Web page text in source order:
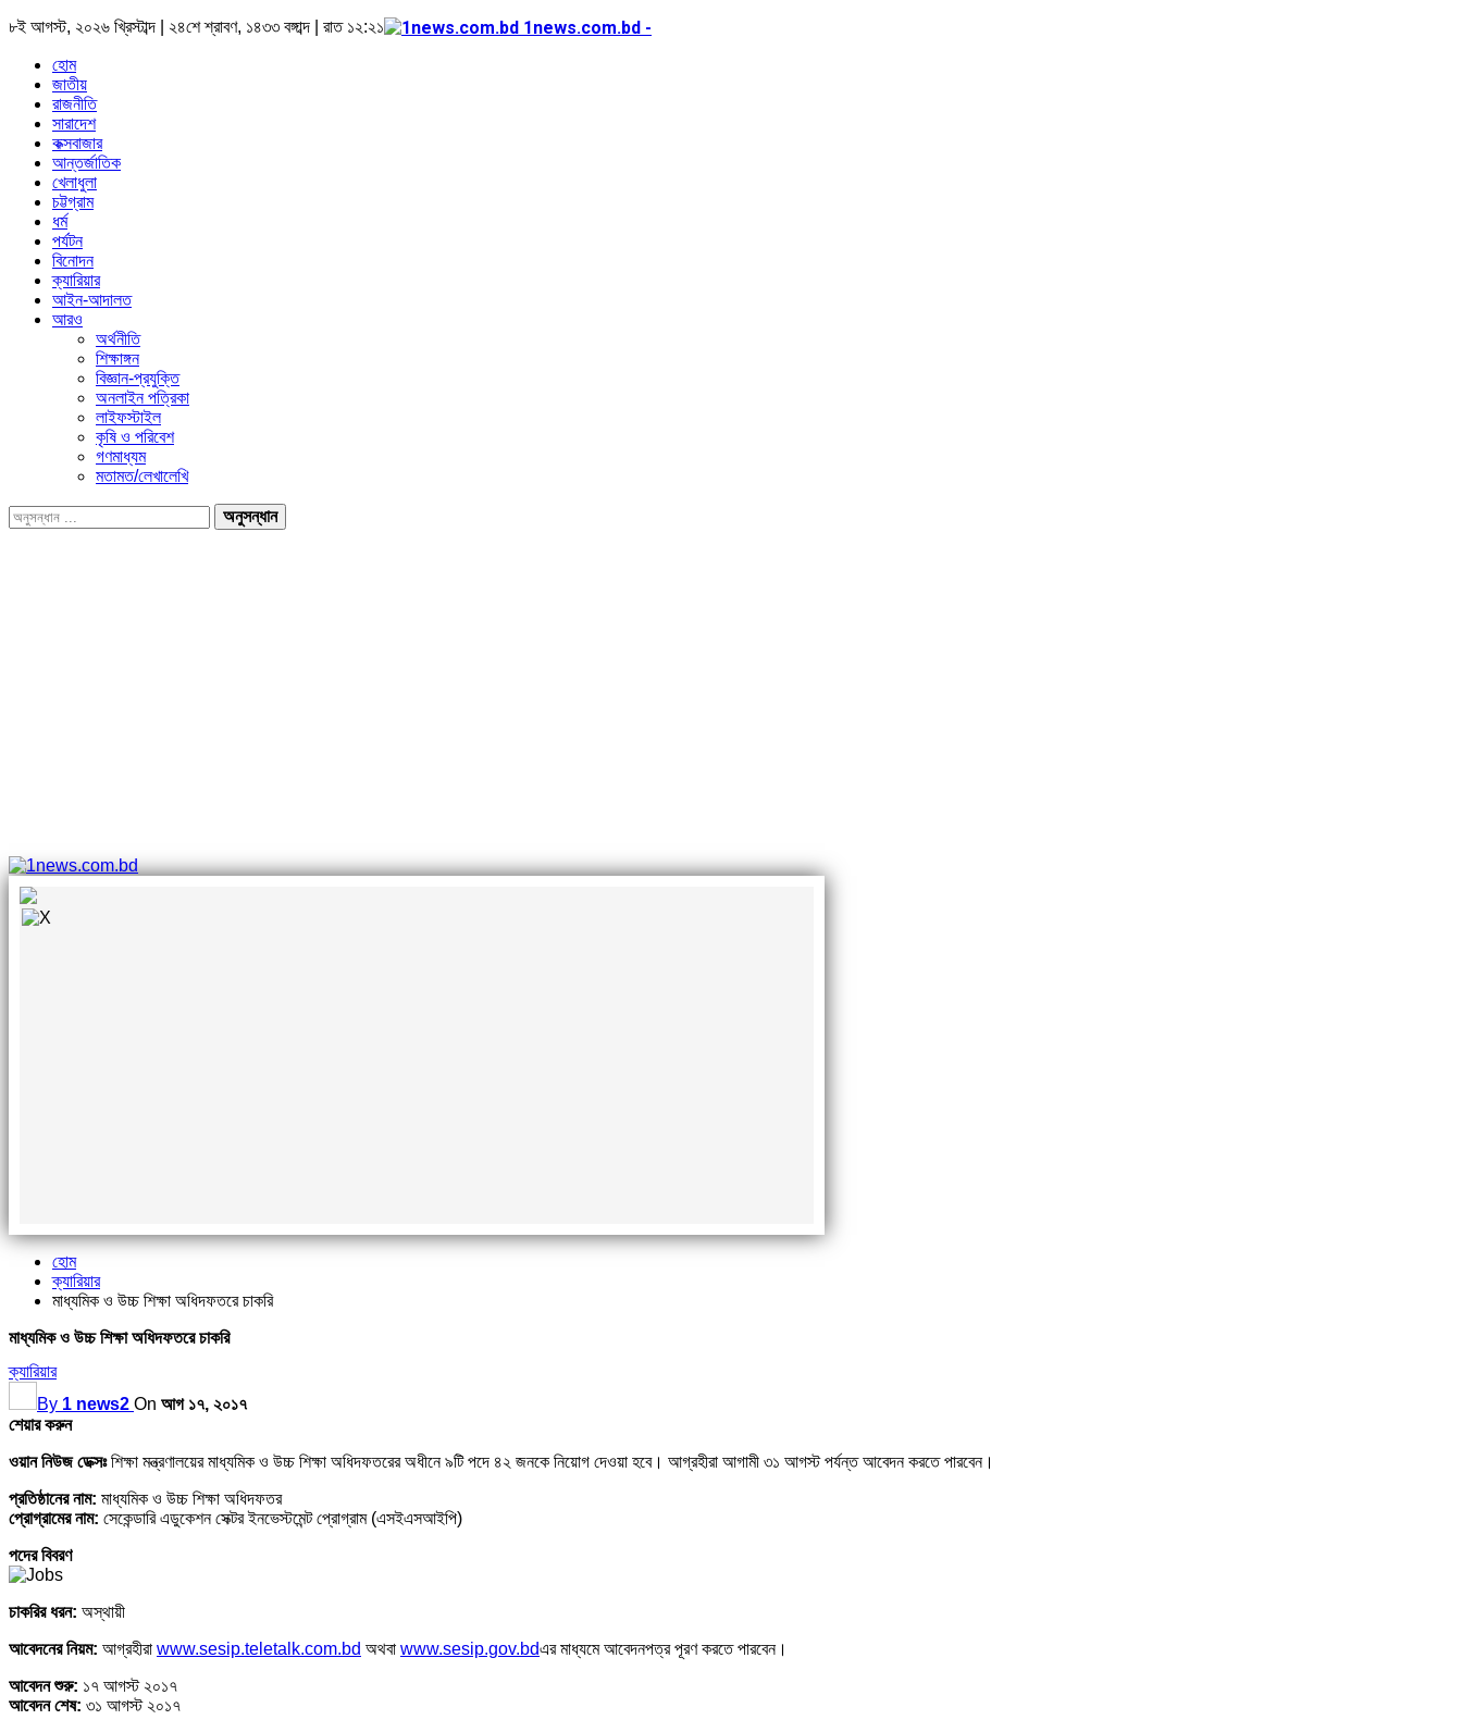
৮ই আগস্ট, ২০২৬ খ্রিস্টাব্দ | ২৪শে শ্রাবণ, ১৪৩৩ বঙ্গাব্দ | রাত ১২:২১ 1news.com.bd -
হোম
জাতীয়
রাজনীতি
সারাদেশ
কক্সবাজার
আন্তর্জাতিক
খেলাধুলা
চট্টগ্রাম
ধর্ম
পর্যটন
বিনোদন
ক্যারিয়ার
আইন-আদালত
আরও
অর্থনীতি
শিক্ষাঙ্গন
বিজ্ঞান-প্রযুক্তি
অনলাইন পত্রিকা
লাইফস্টাইল
কৃষি ও পরিবেশ
গণমাধ্যম
মতামত/লেখালেখি
হোম
ক্যারিয়ার
মাধ্যমিক ও উচ্চ শিক্ষা অধিদফতরে চাকরি
মাধ্যমিক ও উচ্চ শিক্ষা অধিদফতরে চাকরি
ক্যারিয়ার
By 1 news2 On আগ ১৭, ২০১৭
শেয়ার করুন
ওয়ান নিউজ ডেক্সঃশিক্ষা মন্ত্রণালয়ের মাধ্যমিক ও উচ্চ শিক্ষা অধিদফতরের অধীনে ৯টি পদে ৪২ জনকে নিয়োগ দেওয়া হবে। আগ্রহীরা আগামী ৩১ আগস্ট পর্যন্ত আবেদন করতে পারবেন।
প্রতিষ্ঠানের নাম: মাধ্যমিক ও উচ্চ শিক্ষা অধিদফতর
প্রোগ্রামের নাম: সেকেন্ডারি এডুকেশন সেক্টর ইনভেস্টমেন্ট প্রোগ্রাম (এসইএসআইপি)
পদের বিবরণ
চাকরির ধরন: অস্থায়ী
আবেদনের নিয়ম: আগ্রহীরা www.sesip.teletalk.com.bd অথবা www.sesip.gov.bdএর মাধ্যমে আবেদনপত্র পূরণ করতে পারবেন।
আবেদন শুরু: ১৭ আগস্ট ২০১৭
আবেদন শেষ: ৩১ আগস্ট ২০১৭